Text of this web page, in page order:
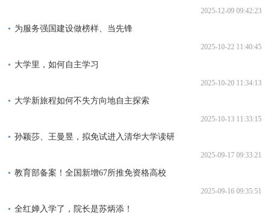
2025-12-09 09:42:23
为服务强国建设做榜样、当先锋
2025-10-22 11:40:45
大学里，如何自主学习
2025-10-20 11:34:13
大学新旅程如何不失方向地自主探索
2025-10-13 11:33:15
孙颖莎、王曼昱，拟免试进入清华大学读研
2025-09-17 09:33:21
教育部备案！全国新增67所推免资格高校
2025-09-16 09:35:51
全红婵入学了，院长是苏炳添！